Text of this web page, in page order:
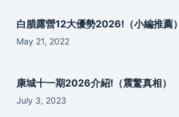
白腊露營12大優勢2026!（小編推薦）
May 21, 2022
康城十一期2026介紹!（震驚真相）
July 3, 2023